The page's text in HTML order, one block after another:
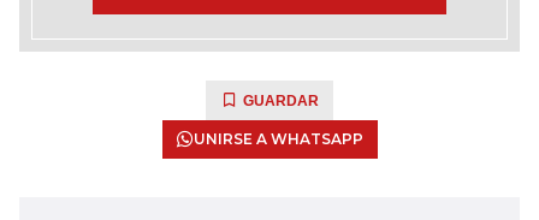
GUARDAR
UNIRSE A WHATSAPP